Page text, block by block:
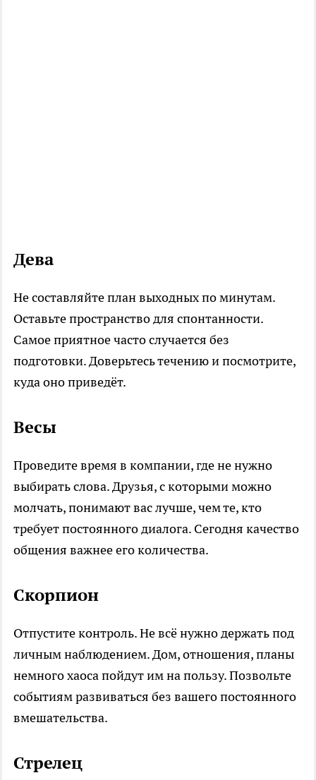
Дева
Не составляйте план выходных по минутам.
Оставьте пространство для спонтанности.
Самое приятное часто случается без
подготовки. Доверьтесь течению и посмотрите,
куда оно приведёт.
Весы
Проведите время в компании, где не нужно
выбирать слова. Друзья, с которыми можно
молчать, понимают вас лучше, чем те, кто
требует постоянного диалога. Сегодня качество
общения важнее его количества.
Скорпион
Отпустите контроль. Не всё нужно держать под
личным наблюдением. Дом, отношения, планы
немного хаоса пойдут им на пользу. Позвольте
событиям развиваться без вашего постоянного
вмешательства.
Стрелец